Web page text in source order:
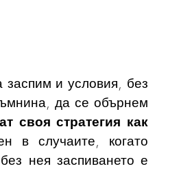
и условия, без
да се обърнем
своя стратегия как
в случаите, когато
нея заспиването е